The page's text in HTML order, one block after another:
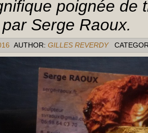
poignée de
Serge Raoux.
AUTHOR: GILLES REVERDY